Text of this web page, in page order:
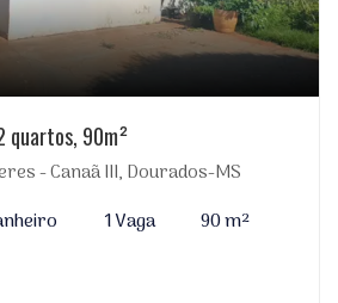
quartos, 90m²
- Canaã III, Dourados-MS
1 Vaga
90 m²